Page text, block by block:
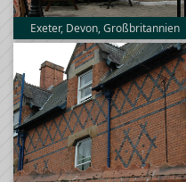
Exeter, Devon, Großbritannien